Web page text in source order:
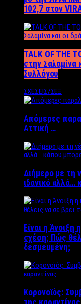
102,7 στον
TALK OF THE
στην Σαλαμίνα
Συλλόγου
ΣΧΕΣΕΙΣ/ΣΕΞ
Απόμερες
Αττική …
Διήμερο με τη
ιδανικό αλλά…
Είναι η Άνοιξη
σχέση; Πώς
δεσμευμένη;
Κορονοϊός:
της καραντίνας